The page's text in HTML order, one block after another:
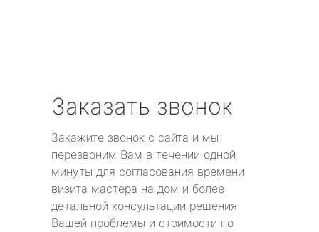
Заказать звонок
Закажите звонок с сайта и мы
перезвоним Вам в течении одной
минуты для согласования времени
визита мастера на дом и более
детальной консультации решения
Вашей проблемы и стоимости по